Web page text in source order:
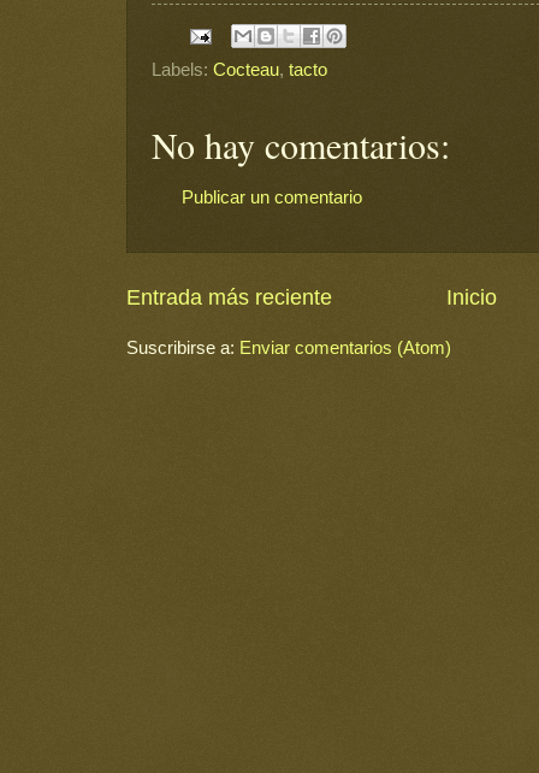
Labels: Cocteau, tacto
No hay comentarios:
Publicar un comentario
Entrada más reciente Inicio
Suscribirse a: Enviar comentarios (Atom)